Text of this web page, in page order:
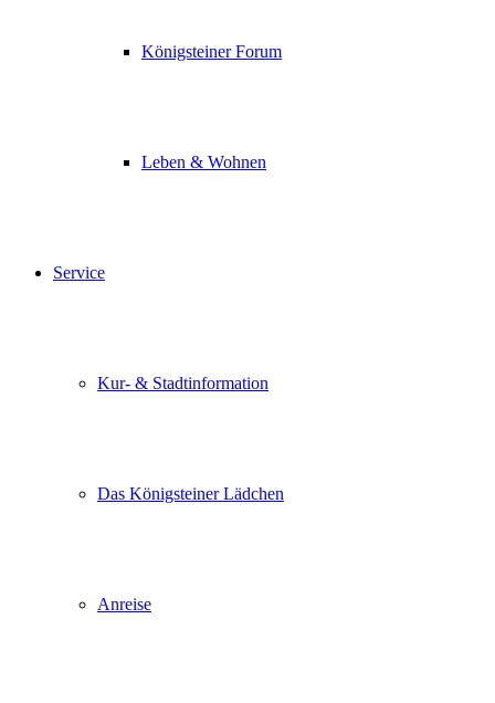
Königsteiner Forum
Leben & Wohnen
Service
Kur- & Stadtinformation
Das Königsteiner Lädchen
Anreise